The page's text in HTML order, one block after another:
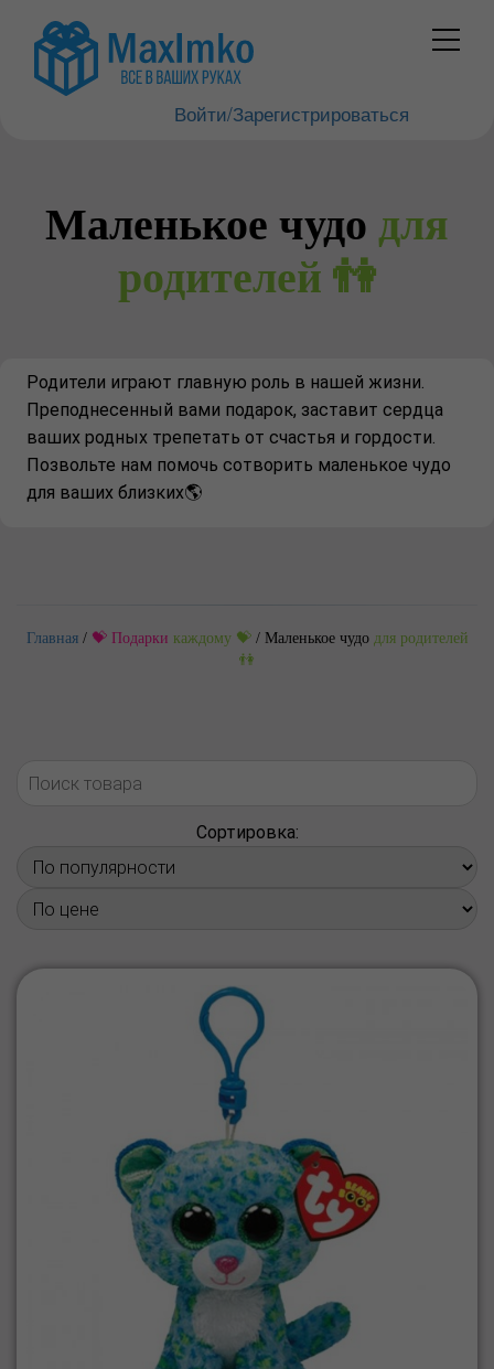
Войти/Зарегистрироваться
Маленькое чудодля
родителей 👫
Родители играют главную роль в нашей жизни.
Преподнесенный вами подарок, заставит сердца
ваших родных трепетать от счастья и гордости.
Позвольте нам помочь сотворить маленькое чудо
для ваших близких🌎
Главная/ 💝 Подарки каждому 💝/ Маленькое чудо для родителей
👫
Сортировка: